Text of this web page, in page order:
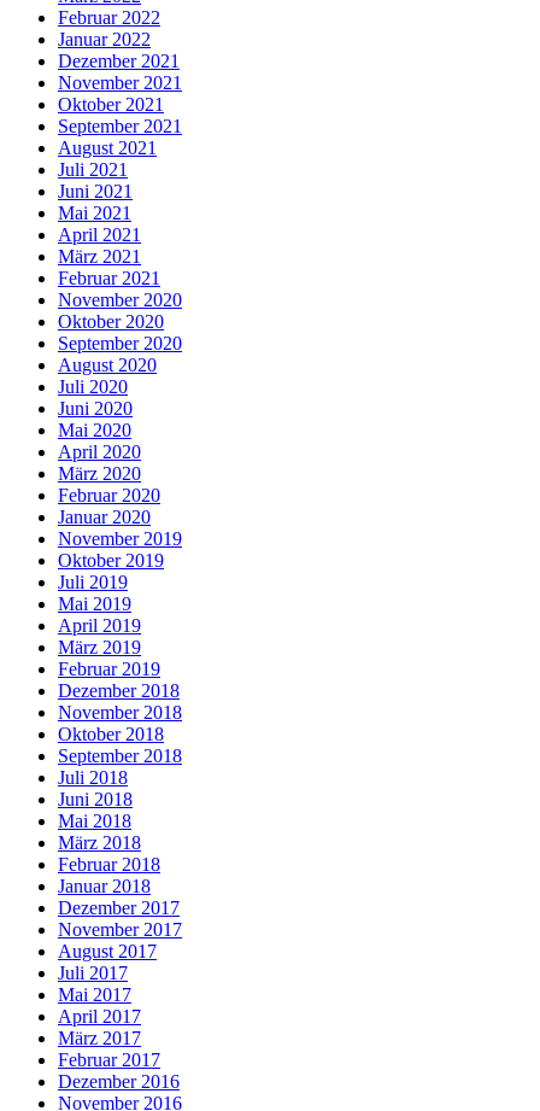
Februar 2022
Januar 2022
Dezember 2021
November 2021
Oktober 2021
September 2021
August 2021
Juli 2021
Juni 2021
Mai 2021
April 2021
März 2021
Februar 2021
November 2020
Oktober 2020
September 2020
August 2020
Juli 2020
Juni 2020
Mai 2020
April 2020
März 2020
Februar 2020
Januar 2020
November 2019
Oktober 2019
Juli 2019
Mai 2019
April 2019
März 2019
Februar 2019
Dezember 2018
November 2018
Oktober 2018
September 2018
Juli 2018
Juni 2018
Mai 2018
März 2018
Februar 2018
Januar 2018
Dezember 2017
November 2017
August 2017
Juli 2017
Mai 2017
April 2017
März 2017
Februar 2017
Dezember 2016
November 2016